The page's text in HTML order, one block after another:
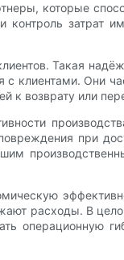
которые
контроль затрат
Такая
с клиентами. Они
к возврату или
при
расходы. В
операционную